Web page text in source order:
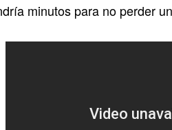
minutos para no perder